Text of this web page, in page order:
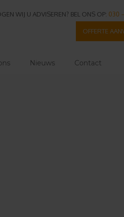
WIJ U ADVISEREN? BEL ONS OP: 030
OFFERTE
Nieuws Contact